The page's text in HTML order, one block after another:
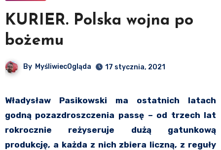
KURIER. Polska wojna po
bożemu
By MyśliwiecOgląda 17 stycznia, 2021
Władysław Pasikowski ma ostatnich latach
godną pozazdroszczenia passę – od trzech lat
rokrocznie reżyseruje dużą gatunkową
produkcję, a każda z nich zbiera liczną, z reguły